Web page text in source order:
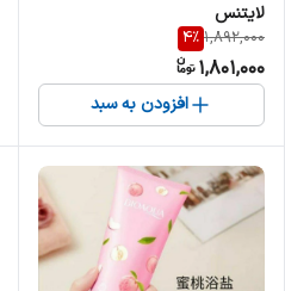
لایتنس
1,892,000
4%
1,801,000
افزودن به سبد